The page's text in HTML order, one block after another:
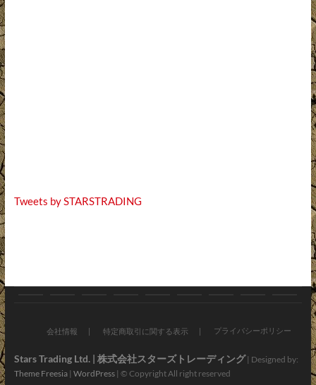
Tweets by STARSTRADING
ら
せ
ロ
グ
イ
ク
パ
ン
ラ
イ
車・
中
古
す
す
め
社
情
報
プ
リ・
問
い
会社情報 特定商取引に関する表示 プライバシーポリシー
Stars Trading Ltd. | 株式会社スターズトレーディング| Designed by:
Theme Freesia| WordPress| © Copyright All right reserved